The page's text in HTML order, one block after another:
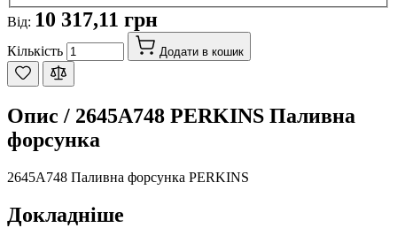
Від: 10 317,11 грн
Кількість Додати в кошик
Опис / 2645A748 PERKINS Паливна
форсунка
2645A748 Паливна форсунка PERKINS
Докладніше